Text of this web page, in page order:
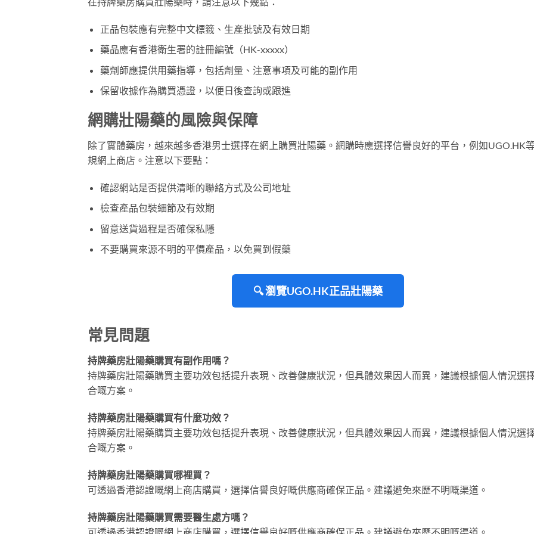
正品包裝應有完整中文標籤、生產批號及有效日期
藥品應有香港衛生署的註冊編號（HK-xxxxx）
藥劑師應提供用藥指導，包括劑量、注意事項及可能的副作用
保留收據作為購買憑證，以便日後查詢或跟進
網購壯陽藥的風險與保障
除了實體藥房，越來越多香港男士選擇在網上購買壯陽藥。網購時應選擇信譽良好的平台，例如UGO.HK
規網上商店。注意以下要點：
確認網站是否提供清晰的聯絡方式及公司地址
檢查產品包裝細節及有效期
留意送貨過程是否確保私隱
不要購買來源不明的平價產品，以免買到假藥
🔍 瀏覽UGO.HK正品壯陽藥
常見問題
持牌藥房壯陽藥購買有副作用嗎？
持牌藥房壯陽藥購買主要功效包括提升表現、改善健康狀況，但具體效果因人而異，建議根據個人情況選
合嘅方案。
持牌藥房壯陽藥購買有什麼功效？
持牌藥房壯陽藥購買主要功效包括提升表現、改善健康狀況，但具體效果因人而異，建議根據個人情況選
合嘅方案。
持牌藥房壯陽藥購買哪裡買？
可透過香港認證嘅網上商店購買，選擇信譽良好嘅供應商確保正品。建議避免來歷不明嘅渠道。
持牌藥房壯陽藥購買需要醫生處方嗎？
可透過香港認證嘅網上商店購買，選擇信譽良好嘅供應商確保正品。建議避免來歷不明嘅渠道。